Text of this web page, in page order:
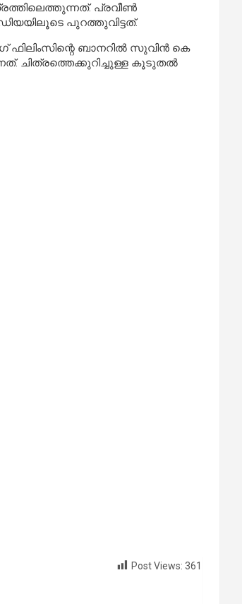
പ്രവീണ്‍
പുറത്തുവിട്ടത്.
ബാനറില്‍ സുവിന്‍ കെ
ചിത്രത്തെക്കുറിച്ചുള്ള കൂടുതല്‍
Post Views: 361